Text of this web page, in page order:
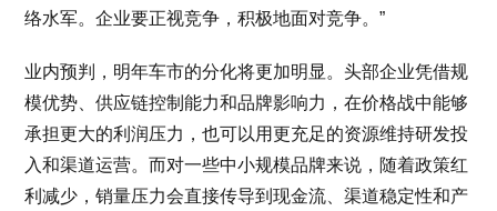
络水军。企业要正视竞争，积极地面对竞争。”
业内预判，明年车市的分化将更加明显。头部企业凭借规
模优势、供应链控制能力和品牌影响力，在价格战中能够
承担更大的利润压力，也可以用更充足的资源维持研发投
入和渠道运营。而对一些中小规模品牌来说，随着政策红
利减少，销量压力会直接传导到现金流、渠道稳定性和产